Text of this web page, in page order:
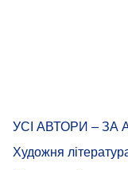
УСІ АВТОРИ – ЗА
Художня